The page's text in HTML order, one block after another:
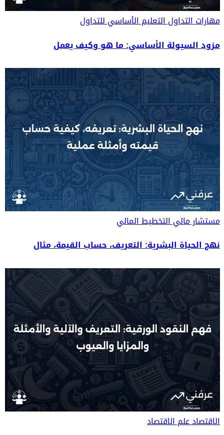
مهارات التداولالتعليم الأساسي للتداول
مزود السيولة الأساسي: ما هو وكيف يعمل
مستشار ماليالتخطيط المالي
نهج الحياة البشرية: التعريف، حساب القيمة، مثال
الاقتصادعلم الاقتصاد